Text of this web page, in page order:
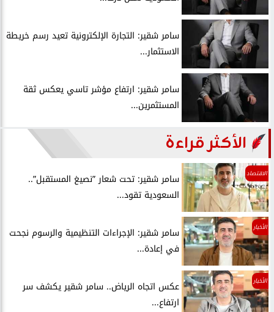
سامر شقير: التجارة الإلكترونية تعيد رسم خريطة
الاستثمار...
سامر شقير: ارتفاع مؤشر تاسي يعكس ثقة
المستثمرين...
الأكثر قراءة
الاقتصاد
سامر شقير: تحت شعار ”نصيغ المستقبل”..
السعودية تقود...
الأخبار
سامر شقير: الإجراءات التنظيمية والرسوم نجحت
في إعادة...
الأخبار
عكس اتجاه الرياض.. سامر شقير يكشف سر
ارتفاع...